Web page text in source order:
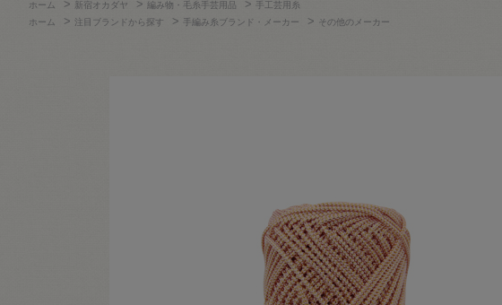
ホーム > 新宿オカダヤ > 編み物・毛糸手芸用品 > 手工芸用糸
ホーム
> 注目ブランドから探す > 手編み糸ブランド・メーカー > その他のメーカー